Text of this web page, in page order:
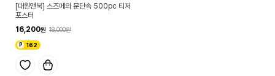
[대원앤북] 스즈메의 문단속 500pc 티저
포스터
16,200
18,000
162